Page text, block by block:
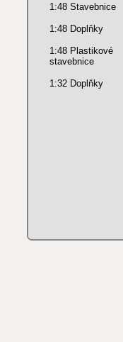
1:48 Stavebnice
1:48 Doplňky
1:48 Plastikové
stavebnice
1:32 Doplňky